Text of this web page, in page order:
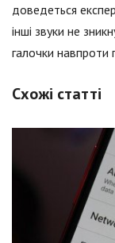
доведеться
інші звуки не
галочки навпроти
Схожі статті